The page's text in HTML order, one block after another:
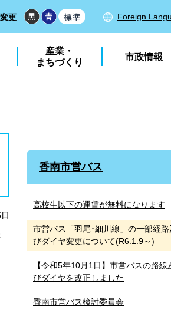
更 Foreign
産業・
まちづくり
市政情報
香南市営バス
高校生以下の運賃が無料になります
市営バス「羽尾･細川線」の一部経路
びダイヤ変更について(R6.1.9～)
【令和5年10月1日】市営バスの路線
びダイヤを改正しました
香南市営バス検討委員会